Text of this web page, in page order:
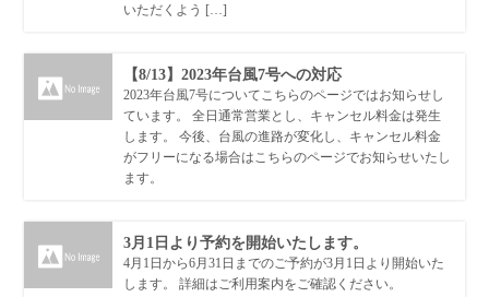
いただくよう […]
【8/13】2023年台風7号への対応
2023年台風7号についてこちらのページではお知らせし
ています。 全日通常営業とし、キャンセル料金は発生
します。 今後、台風の進路が変化し、キャンセル料金
がフリーになる場合はこちらのページでお知らせいたし
ます。
3月1日より予約を開始いたします。
4月1日から6月31日までのご予約が3月1日より開始いた
します。 詳細はご利用案内をご確認ください。